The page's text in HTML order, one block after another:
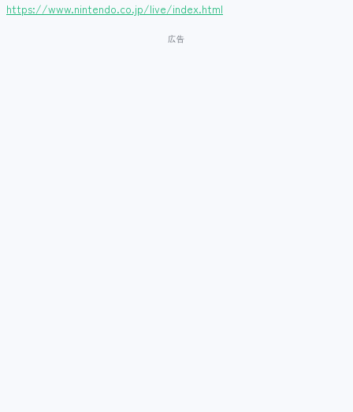
https://www.nintendo.co.jp/live/index.html